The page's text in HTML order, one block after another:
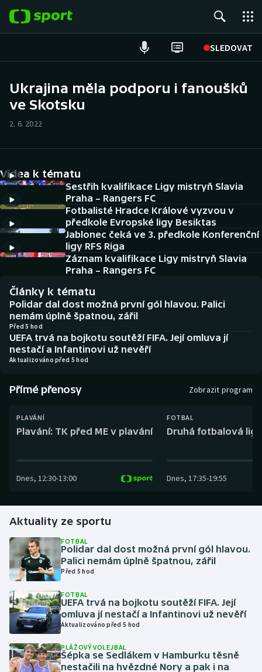
SLEDOVAT
Hokej
Cyklistika
DALŠÍ SPORTY
Americký fotbal
Baseball a softbal
Basketbal
Biatlon
Boby a skeleton
Box
Curling
Golf
Gymnastika
Házená
Jezdectví
Judo
Krasobruslení
NEPŘEHLÉDNĚTE
Historické návraty
Aplikace ČT sport
AZ kvíz
Ukrajina měla podporu i fanoušků
ve Skotsku
2. 6. 2022
Videa k tématu
Sestřih kvalifikace Ligy mistryň Slavia
Praha – Rangers FC
Fotbalisté Hradce Králové vyzvou v
předkole Evropské ligy Besiktas
Jablonec čeká ve 3. předkole Konferenční
ligy RFS Riga
Záznam kvalifikace Ligy mistryň Slavia
Praha – Rangers FC
Články k tématu
Polidar dal dost možná první gól hlavou. Palici
nemám úplně špatnou, zářil
Před 5 hod
UEFA trvá na bojkotu soutěží FIFA. Její omluva jí
nestačí a Infantinovi už nevěří
Aktualizováno před 5 hod
Přímé přenosy Zobrazit program
PLAVÁNÍ
Plavání: TK před ME v plavání
Dnes, 12:30-13:00
FOTBAL
Druhá fotbalová
Dnes, 17:35-19:55
Aktuality ze sportu
FOTBAL
Polidar dal dost možná první gól hlavou.
Palici nemám úplně špatnou, zářil
Před 5 hod
FOTBAL
UEFA trvá na bojkotu soutěží FIFA. Její
omluva jí nestačí a Infantinovi už nevěří
Aktualizováno před 5 hod
PLÁŽOVÝ VOLEJBAL
Šépka se Sedlákem v Hamburku těsně
nestačili na hvězdné Nory a pak i na